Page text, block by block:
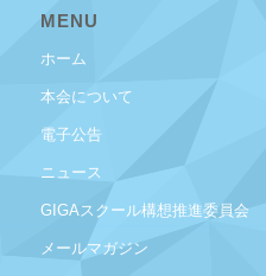
MENU
ホーム
本会について
電子公告
ニュース
GIGAスクール構想推進委員会
メールマガジン